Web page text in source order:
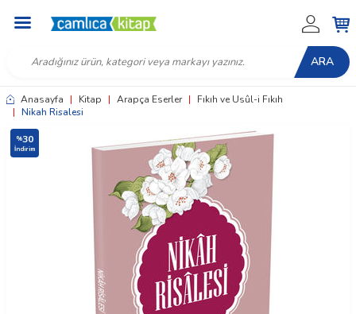
ARA
Anasayfa | Kitap | Arapça Eserler |
Fıkıh ve Usûl-i Fıkıh
| Nikah Risalesi
%30
İndirim